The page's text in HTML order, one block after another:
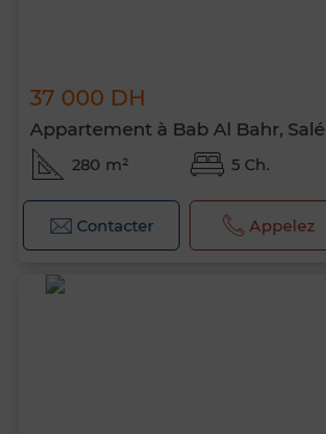
37 000 DH
Appartement à Bab Al Bahr, Salé
280 m² 5 Ch.
Contacter Appelez